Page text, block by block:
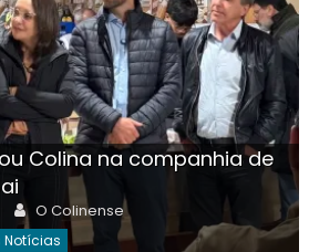
Colina na companhia de
Author
O Colinense
Notícias